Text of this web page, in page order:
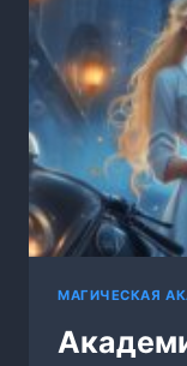
МАГИЧЕСКАЯ